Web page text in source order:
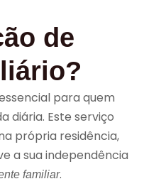
de
para quem
diária. Este serviço
própria residência,
a sua independência
familiar.